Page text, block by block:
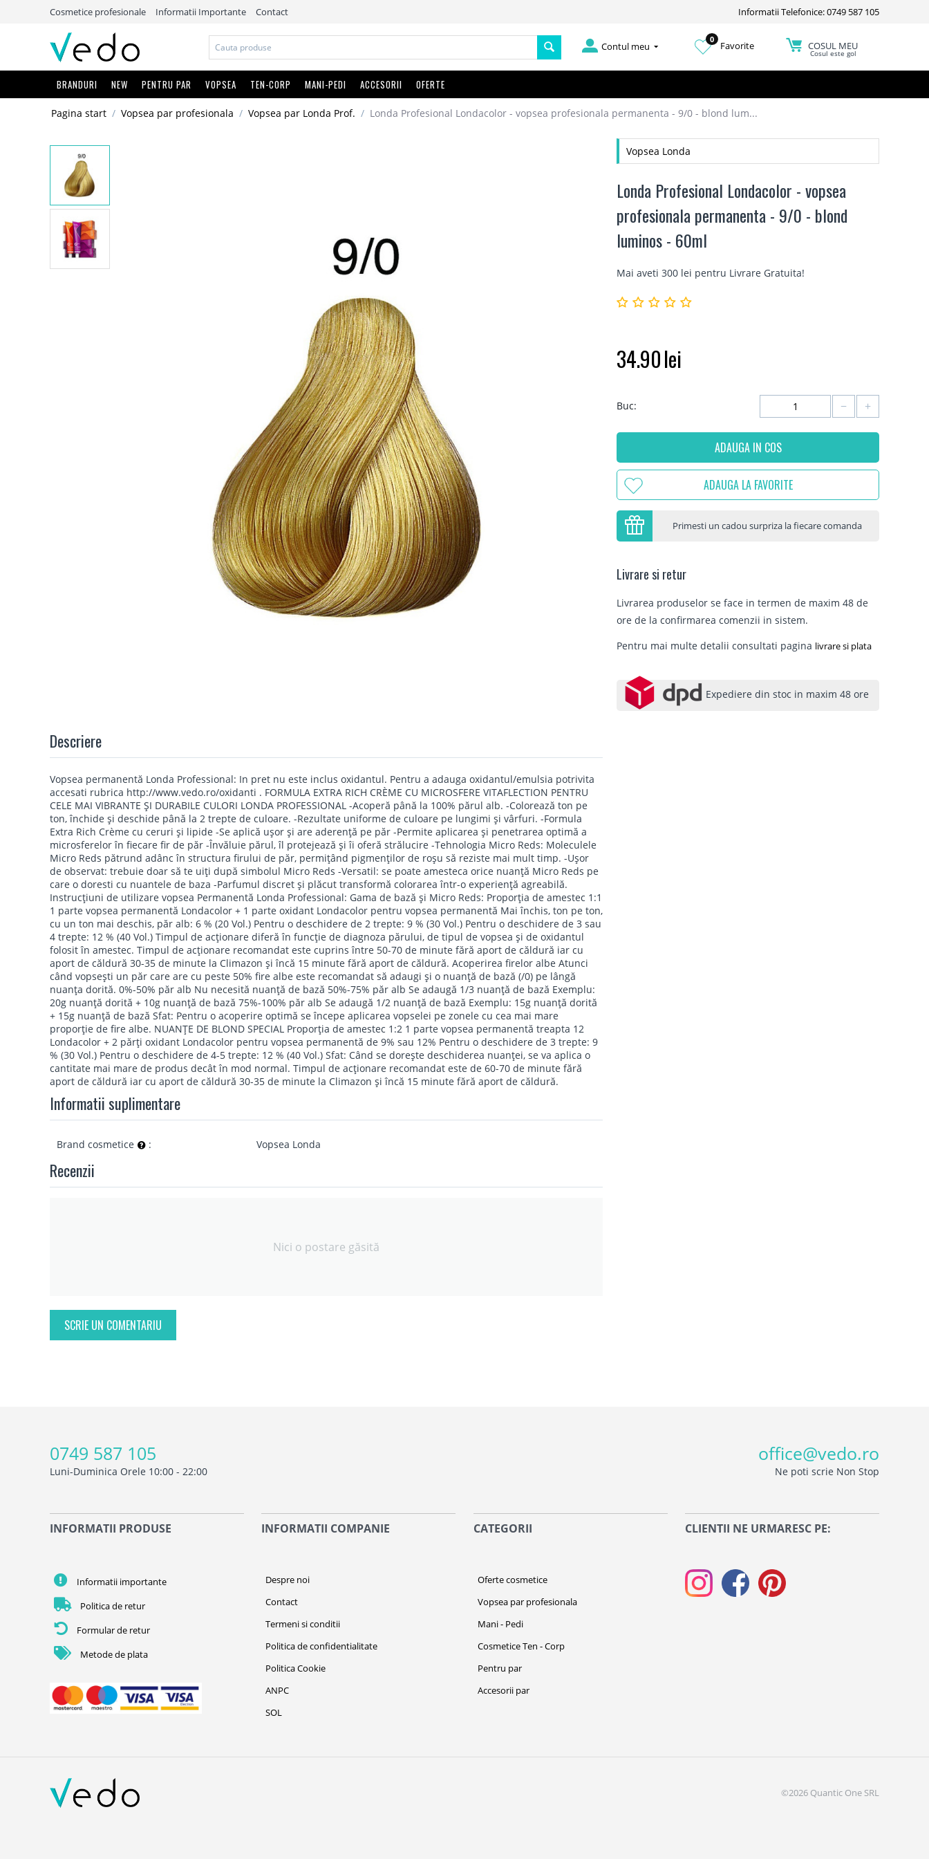
Cosmetice profesionale Informatii Importante Contact Informatii Telefonice: 0749 587 105
Contul meu
0
Favorite COSUL MEU
Cosul este gol
BRANDURI NEW PENTRU PAR VOPSEA TEN-CORP MANI-PEDI ACCESORII OFERTE
Pagina start / Vopsea par profesionala / Vopsea par Londa Prof. / Londa Profesional Londacolor - vopsea profesionala permanenta - 9/0 - blond lum...
Descriere
Vopsea permanentă Londa Professional: In pret nu este inclus oxidantul. Pentru a adauga oxidantul/emulsia potrivita
accesati rubrica http://www.vedo.ro/oxidanti . FORMULA EXTRA RICH CRÈME CU MICROSFERE VITAFLECTION PENTRU
CELE MAI VIBRANTE ŞI DURABILE CULORI LONDA PROFESSIONAL -Acoperă până la 100% părul alb. -Colorează ton pe
ton, închide şi deschide până la 2 trepte de culoare. -Rezultate uniforme de culoare pe lungimi şi vârfuri. -Formula
Extra Rich Crème cu ceruri şi lipide -Se aplică uşor şi are aderenţă pe păr -Permite aplicarea şi penetrarea optimă a
microsferelor în fiecare fir de păr -Învăluie părul, îl protejează şi îi oferă strălucire -Tehnologia Micro Reds: Moleculele
Micro Reds pătrund adânc în structura firului de păr, permiţând pigmenţilor de roşu să reziste mai mult timp. -Uşor
de observat: trebuie doar să te uiţi după simbolul Micro Reds -Versatil: se poate amesteca orice nuanţă Micro Reds pe
care o doresti cu nuantele de baza -Parfumul discret şi plăcut transformă colorarea într-o experienţă agreabilă.
Instrucţiuni de utilizare vopsea Permanentă Londa Professional: Gama de bază şi Micro Reds: Proporţia de amestec 1:1
1 parte vopsea permanentă Londacolor + 1 parte oxidant Londacolor pentru vopsea permanentă Mai închis, ton pe ton,
cu un ton mai deschis, păr alb: 6 % (20 Vol.) Pentru o deschidere de 2 trepte: 9 % (30 Vol.) Pentru o deschidere de 3 sau
4 trepte: 12 % (40 Vol.) Timpul de acţionare diferă în funcţie de diagnoza părului, de tipul de vopsea şi de oxidantul
folosit în amestec. Timpul de acţionare recomandat este cuprins între 50-70 de minute fără aport de căldură iar cu
aport de căldură 30-35 de minute la Climazon şi încă 15 minute fără aport de căldură. Acoperirea firelor albe Atunci
când vopseşti un păr care are cu peste 50% fire albe este recomandat să adaugi şi o nuanţă de bază (/0) pe lângă
nuanţa dorită. 0%-50% păr alb Nu necesită nuanţă de bază 50%-75% păr alb Se adaugă 1/3 nuanţă de bază Exemplu:
20g nuanţă dorită + 10g nuanţă de bază 75%-100% păr alb Se adaugă 1/2 nuanţă de bază Exemplu: 15g nuanţă dorită
+ 15g nuanţă de bază Sfat: Pentru o acoperire optimă se începe aplicarea vopselei pe zonele cu cea mai mare
proporţie de fire albe. NUANŢE DE BLOND SPECIAL Proporţia de amestec 1:2 1 parte vopsea permanentă treapta 12
Londacolor + 2 părţi oxidant Londacolor pentru vopsea permanentă de 9% sau 12% Pentru o deschidere de 3 trepte: 9
% (30 Vol.) Pentru o deschidere de 4-5 trepte: 12 % (40 Vol.) Sfat: Când se doreşte deschiderea nuanţei, se va aplica o
cantitate mai mare de produs decât în mod normal. Timpul de acţionare recomandat este de 60-70 de minute fără
aport de căldură iar cu aport de căldură 30-35 de minute la Climazon şi încă 15 minute fără aport de căldură.
Informatii suplimentare
Brand cosmetice : Vopsea Londa
Recenzii
Nici o postare găsită
SCRIE UN COMENTARIU
Vopsea Londa
Londa Profesional Londacolor - vopsea
profesionala permanenta - 9/0 - blond
luminos - 60ml
Mai aveti 300 lei pentru Livrare Gratuita!
34.90lei
Buc: +
−
ADAUGA IN COS
ADAUGA LA FAVORITE
Primesti un cadou surpriza la fiecare comanda
Livrare si retur
Livrarea produselor se face in termen de maxim 48 de
ore de la confirmarea comenzii in sistem.
Pentru mai multe detalii consultati pagina livrare si plata
Expediere din stoc in maxim 48 ore
0749 587 105
Luni-Duminica Orele 10:00 - 22:00
office@vedo.ro
Ne poti scrie Non Stop
INFORMATII PRODUSE
Informatii importante
Politica de retur
Formular de retur
Metode de plata
INFORMATII COMPANIE
Despre noi
Contact
Termeni si conditii
Politica de confidentialitate
Politica Cookie
ANPC
SOL
CATEGORII
Oferte cosmetice
Vopsea par profesionala
Mani - Pedi
Cosmetice Ten - Corp
Pentru par
Accesorii par
CLIENTII NE URMARESC PE:
©2026 Quantic One SRL